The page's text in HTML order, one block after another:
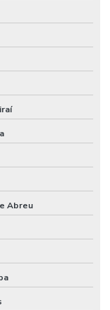
Abreu